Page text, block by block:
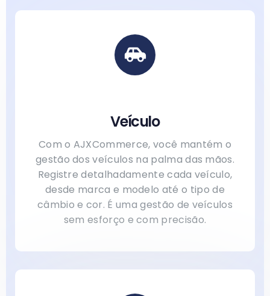
Veículo
Com o AJXCommerce, você mantém o
gestão dos veículos na palma das mãos.
Registre detalhadamente cada veículo,
desde marca e modelo até o tipo de
câmbio e cor. É uma gestão de veículos
sem esforço e com precisão.